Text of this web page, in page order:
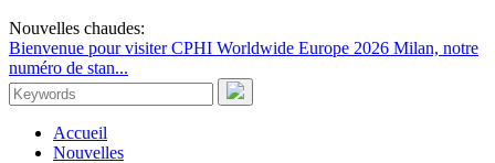
Nouvelles chaudes:
Bienvenue pour visiter CPHI Worldwide Europe 2026 Milan, notre
numéro de stan...
Accueil
Nouvelles